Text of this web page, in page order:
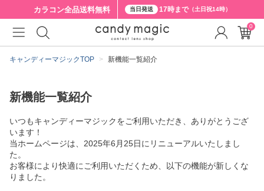
カラコン全品送料無料 当日発送 17時まで（土日祝14時）
キャンディーマジックTOP 新機能一覧紹介
新機能一覧紹介
いつもキャンディーマジックをご利用いただき、ありがとうござ
います！
当ホームページは、2025年6月25日にリニューアルいたしまし
た。
お客様により快適にご利用いただくため、以下の機能が新しくな
りました。
0